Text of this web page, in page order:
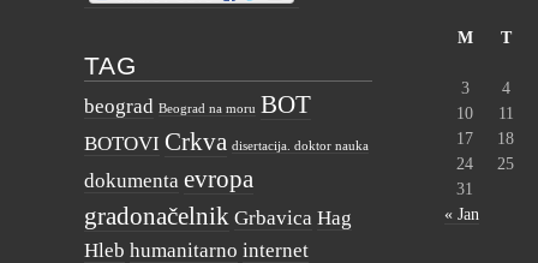
TAG
beograd Beograd na moru BOT
BOTOVI Crkva disertacija. doktor nauka
dokumenta evropa
gradonačelnik Grbavica Hag
Hleb humanitarno internet
M T
3
4
10
11
17
18
24
25
31
« Jan